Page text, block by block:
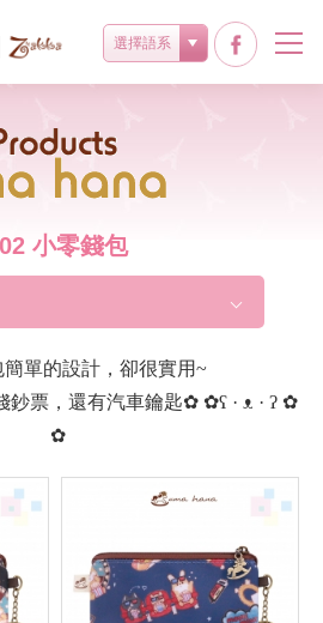
選擇語系
小零錢包
簡單的設計，卻很實用~
鈔票，還有汽車鑰匙✿ ✿ʕ · ᴥ · ʔ ✿
✿